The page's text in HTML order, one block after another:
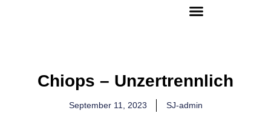
Chiops – Unzertrennlich
September 11, 2023 SJ-admin